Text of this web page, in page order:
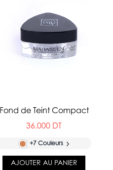
Fond de Teint Compact
36.000 DT
+7 Couleurs
AJOUTER AU PANIER